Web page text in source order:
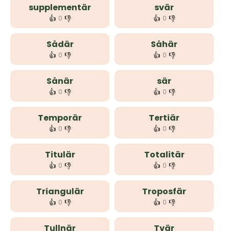
supplementär
👍 0 👎
svär
👍 0 👎
Sådär
👍 0 👎
Såhär
👍 0 👎
Sånär
👍 0 👎
sär
👍 0 👎
Temporär
👍 0 👎
Tertiär
👍 0 👎
Titulär
👍 0 👎
Totalitär
👍 0 👎
Triangulär
👍 0 👎
Troposfär
👍 0 👎
Tullnär Tvär